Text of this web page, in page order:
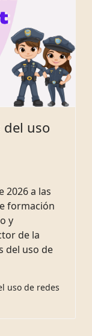
del uso
2026 a las
formación
y
de la
del uso de
uso de redes